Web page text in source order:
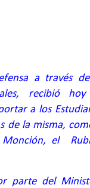
a través
recibió
a los
de la misma,
Monción, el
parte del